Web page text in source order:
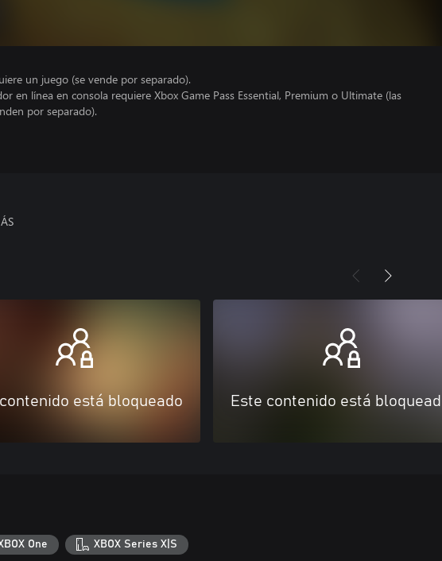
un juego (se vende por separado).
en línea en consola requiere Xbox Game Pass Essential, Premium o Ultimate (las
por separado).
está bloqueado Este contenido está
One XBOX Series X|S